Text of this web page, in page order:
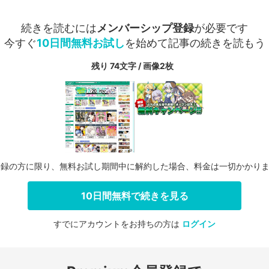
続きを読むにはメンバーシップ登録が必要です
今すぐ10日間無料お試しを始めて記事の続きを読もう
残り 74文字 / 画像2枚
の方に限り、無料お試し期間中に解約した場合、料金は一切かかり
10日間無料で続きを見る
すでにアカウントをお持ちの方は ログイン